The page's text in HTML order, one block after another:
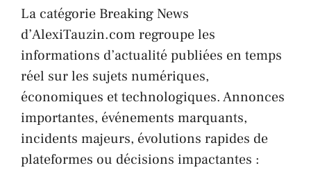
La catégorie Breaking News
d’AlexiTauzin.com regroupe les
informations d’actualité publiées en temps
réel sur les sujets numériques,
économiques et technologiques. Annonces
importantes, événements marquants,
incidents majeurs, évolutions rapides de
plateformes ou décisions impactantes :